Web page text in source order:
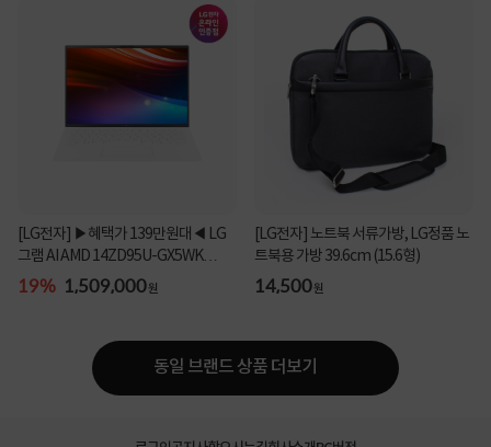
[LG전자] ▶혜택가 139만원대◀ LG
그램 AI AMD 14ZD95U-GX5WK
(Ryzen AI 5 435/16GB/...
19% 1,509,000원
[LG전자] 노트북 서류가방, LG정품 노
트북용 가방 39.6cm (15.6형)
14,500원
동일 브랜드 상품 더보기